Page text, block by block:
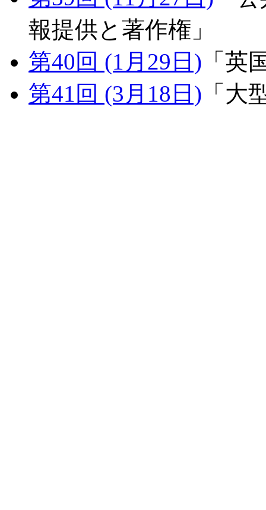
報提供と著作権」
第40回 (1月29日) 「英
第41回 (3月18日) 「大